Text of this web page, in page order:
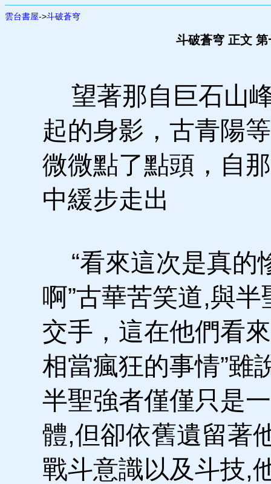
雲台書屋->斗破蒼穹
斗破蒼穹 正文
望著那自巨石山
起的身影，古青陽
微微點了點頭，自
中緩步走出
“看來這次是真的
啊”古華苦笑道,與半
交手，這在他們看
相當瘋狂的事情”雖
半聖強者僅僅只是
體,但卻依舊遺留著
戰斗意識以及斗技,